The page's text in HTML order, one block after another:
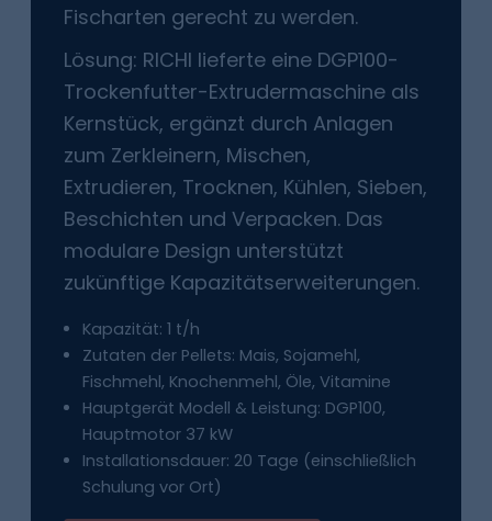
Fischarten gerecht zu werden.
Lösung: RICHI lieferte eine DGP100-
Trockenfutter-Extrudermaschine als
Kernstück, ergänzt durch Anlagen
zum Zerkleinern, Mischen,
Extrudieren, Trocknen, Kühlen, Sieben,
Beschichten und Verpacken. Das
modulare Design unterstützt
zukünftige Kapazitätserweiterungen.
Kapazität: 1 t/h
Zutaten der Pellets: Mais, Sojamehl,
Fischmehl, Knochenmehl, Öle, Vitamine
Hauptgerät Modell & Leistung: DGP100,
Hauptmotor 37 kW
Installationsdauer: 20 Tage (einschließlich
Schulung vor Ort)